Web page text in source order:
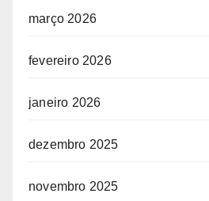
março 2026
fevereiro 2026
janeiro 2026
dezembro 2025
novembro 2025